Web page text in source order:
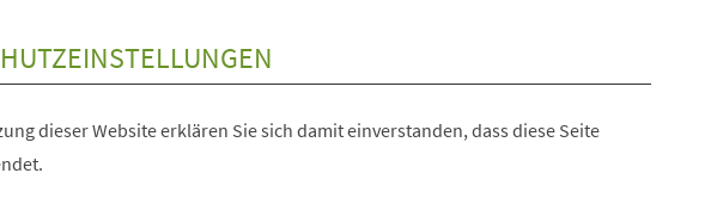
dieser Website erklären Sie sich damit einverstanden, dass diese Seite